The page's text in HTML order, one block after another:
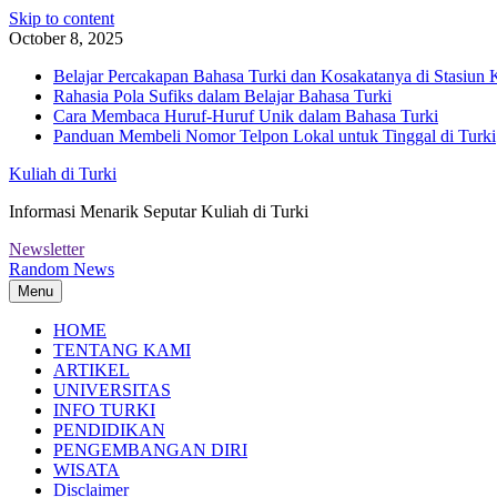
Skip to content
October 8, 2025
Belajar Percakapan Bahasa Turki dan Kosakatanya di Stasiun
Rahasia Pola Sufiks dalam Belajar Bahasa Turki
Cara Membaca Huruf-Huruf Unik dalam Bahasa Turki
Panduan Membeli Nomor Telpon Lokal untuk Tinggal di Turki
Kuliah di Turki
Informasi Menarik Seputar Kuliah di Turki
Newsletter
Random News
Menu
HOME
TENTANG KAMI
ARTIKEL
UNIVERSITAS
INFO TURKI
PENDIDIKAN
PENGEMBANGAN DIRI
WISATA
Disclaimer